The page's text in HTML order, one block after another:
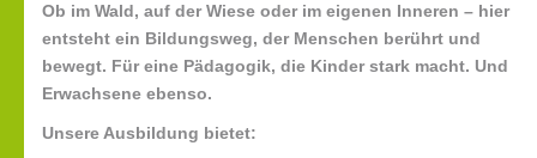
Ob im Wald, auf der Wiese oder im eigenen Inneren – hier
entsteht ein Bildungsweg, der Menschen berührt und
bewegt. Für eine Pädagogik, die Kinder stark macht. Und
Erwachsene ebenso.
Unsere Ausbildung bietet: